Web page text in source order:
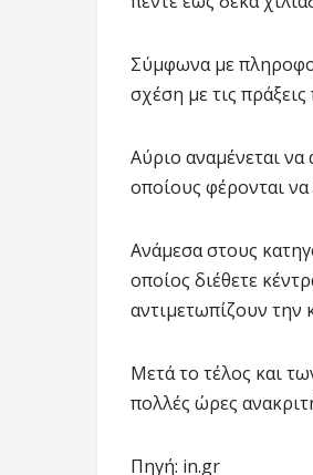
Σύμφωνα με
σχέση με τις
Αύριο αναμένεται
οποίους φέρονται
Ανάμεσα στους
οποίος διέθετε
αντιμετωπίζουν την
Μετά το τέλος και
πολλές ώρες
Πηγή: in.gr